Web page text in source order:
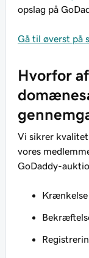
opslag på
Gå til øverst på
Hvorfor
Vi sikrer
vores
GoDaddy-